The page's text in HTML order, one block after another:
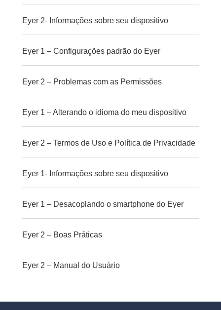
Eyer 2- Informações sobre seu dispositivo
Eyer 1 – Configurações padrão do Eyer
Eyer 2 – Problemas com as Permissões
Eyer 1 – Alterando o idioma do meu dispositivo
Eyer 2 – Termos de Uso e Política de Privacidade
Eyer 1- Informações sobre seu dispositivo
Eyer 1 – Desacoplando o smartphone do Eyer
Eyer 2 – Boas Práticas
Eyer 2 – Manual do Usuário